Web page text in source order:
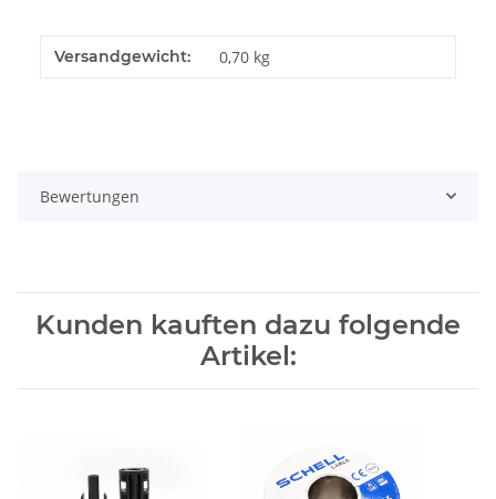
Versandgewicht: 0,70 kg
Bewertungen
Kunden kauften dazu folgende
Artikel: